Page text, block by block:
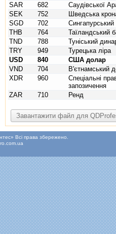
SAR
682
Саудівської
SEK
752
Шведська
SGD
702
THB
764
Таїландський
TND
788
Туніський
TRY
949
Турецька ліра
USD
840
США долар
VND
704
В'єтнамський
XDR
960
Спецiальнi
запозичення
ZAR
710 Ренд
Всі права збережено.